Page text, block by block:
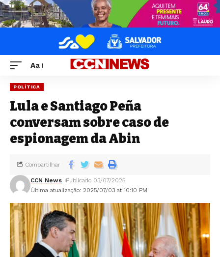
Aa
POLÍTICA
Lula e Santiago Peña
conversam sobre caso de
espionagem da Abin
Última atualização: 2025/07/03 at 10:10 PM
CCN News Publicado 03/07/2025
Compartilhar